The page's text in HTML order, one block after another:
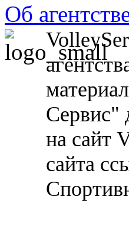
Об
Сервис"
на сайт
сайта